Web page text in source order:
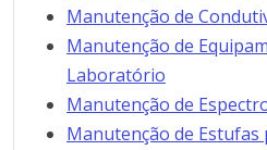
Manutenção de
Manutenção de
Laboratório
Manutenção de
Manutenção de